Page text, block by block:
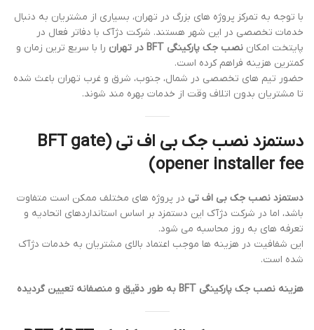
با توجه به تمرکز پروژه های بزرگ در تهران، بسیاری از مشتریان به دنبال
خدمات تخصصی در این شهر هستند. شرکت دژآک با دفاتر فعال در
پایتخت امکان نصب جک پارکینگی BFT در تهران
را با سریع ترین زمان و
کمترین هزینه فراهم کرده است.
حضور تیم های تخصصی در شمال، جنوب، شرق و غرب تهران باعث شده
تا مشتریان بدون اتلاف وقت از خدمات بهره مند شوند.
دستمزد نصب جک بی اف تی (BFT gate
opener installer fee)
دستمزد نصب جک بی اف تی در پروژه های مختلف ممکن است متفاوت
باشد، اما در شرکت دژآک این دستمزد بر اساس استانداردهای اتحادیه و
تعرفه های به روز محاسبه می شود.
این شفافیت در هزینه ها موجب اعتماد بالای مشتریان به خدمات دژآک
شده است.
هزینه نصب جک پارکینگی BFT به طور دقیق و منصفانه تعیین گردیده